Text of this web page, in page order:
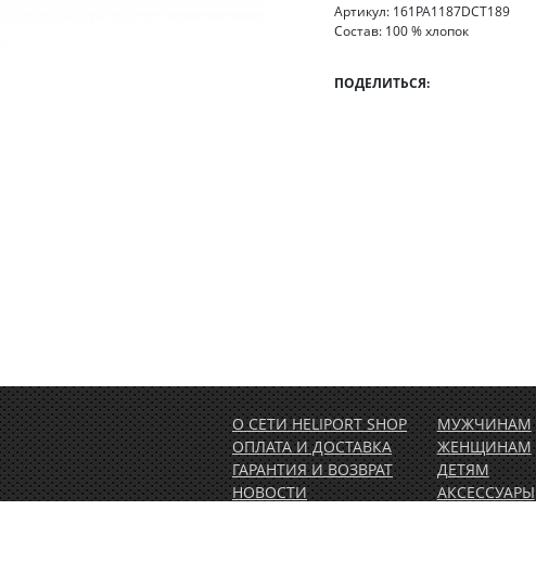
Артикул: 161PA1187DCT189
Состав: 100 % хлопок
ПОДЕЛИТЬСЯ:
О СЕТИ HELIPORT SHOP
ОПЛАТА И ДОСТАВКА
ГАРАНТИЯ И ВОЗВРАТ
НОВОСТИ
МУЖЧИНАМ
ЖЕНЩИНАМ
ДЕТЯМ
АКСЕССУАРЫ